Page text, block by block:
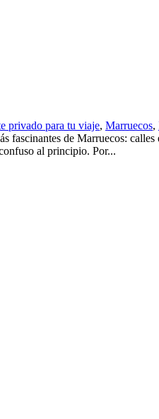
privado para tu viaje, Marruecos,
de Marruecos: calles
al principio. Por...